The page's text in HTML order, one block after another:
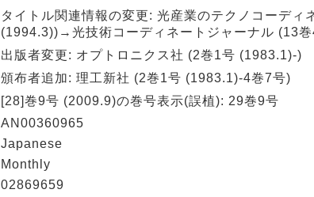
タイトル関連情報の変更: 光産業のテクノコーディ
(1994.3))→光技術コーディネートジャーナル (13
出版者変更: オプトロニクス社 (2巻1号 (1983.1)-)
頒布者追加: 理工新社 (2巻1号 (1983.1)-4巻7号)
[28]巻9号 (2009.9)の巻号表示(誤植): 29巻9号
AN00360965
Japanese
Monthly
02869659